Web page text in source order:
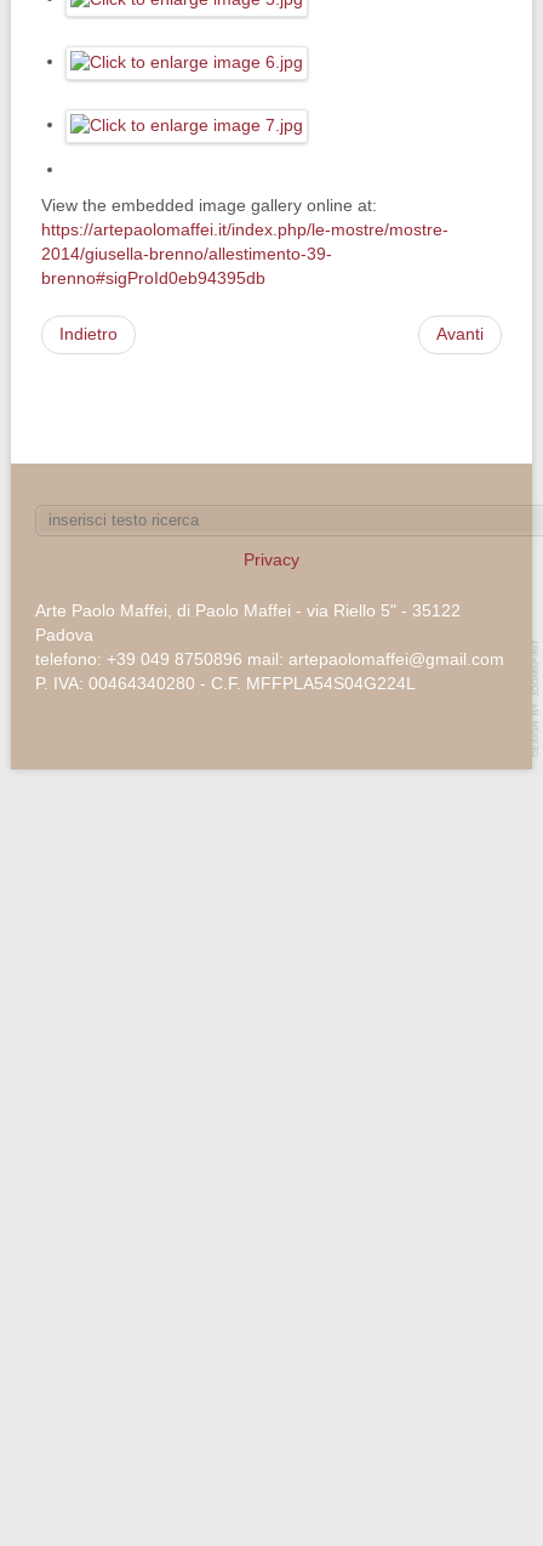
View the embedded image gallery online at:
https://artepaolomaffei.it/index.php/le-mostre/mostre-
2014/giusella-brenno/allestimento-39-
brenno#sigProId0eb94395db
Indietro Avanti
Privacy
Arte Paolo Maffei, di Paolo Maffei - via Riello 5" - 35122
Padova
telefono: +39 049 8750896 mail: artepaolomaffei@gmail.com
P. IVA: 00464340280 - C.F. MFFPLA54S04G224L